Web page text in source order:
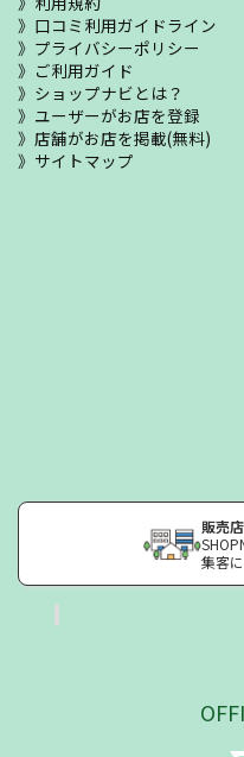
口コミ利用ガイドライン
プライバシーポリシー
ご利用ガイド
ショップナビとは？
ユーザーがお店を登録
店舗がお店を掲載(無料)
サイトマップ
販売
集客